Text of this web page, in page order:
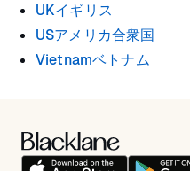
UKイギリス
USアメリカ合衆国
Vietnamベトナム